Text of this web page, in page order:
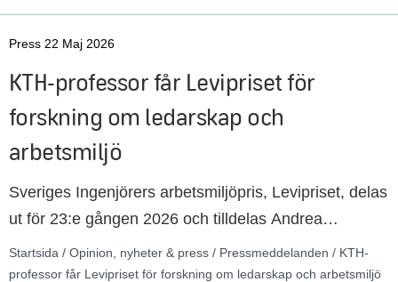
utnyttjar inte den tekniska kompetens som finns bland
ingenjörsstudenterna.
Press 22 Maj 2026
KTH-professor får Levipriset för
forskning om ledarskap och
arbetsmiljö
Sveriges Ingenjörers arbetsmiljöpris, Levipriset, delas
ut för 23:e gången 2026 och tilldelas Andrea
Eriksson, professor vid KTH, för hennes omfattande
insatser inom arbetsmiljöforskning,
Startsida / Opinion, nyheter & press / Pressmeddelanden / KTH-
professor får Levipriset för forskning om ledarskap och arbetsmiljö